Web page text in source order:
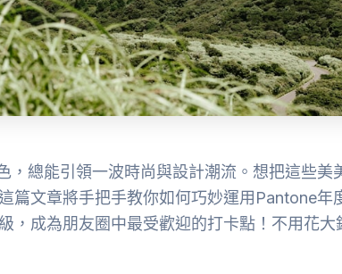
，總能引領一波時尚與設計潮流。想把這些美
篇文章將手把手教你如何巧妙運用Pantone年
，成為朋友圈中最受歡迎的打卡點！不用花